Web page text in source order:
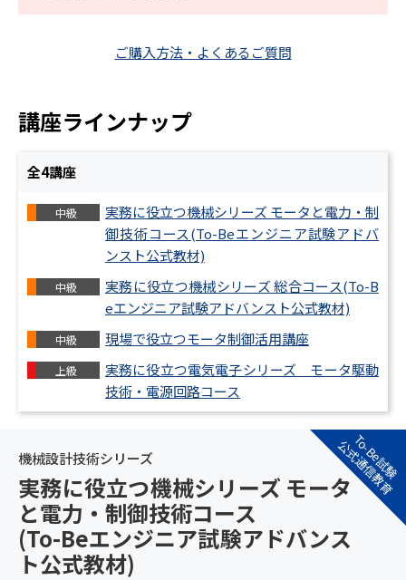
ご購入方法・よくあるご質問
講座ラインナップ
全4講座
中級
実務に役立つ機械シリーズ モータと電力・制
御技術コース(To-Beエンジニア試験アドバ
ンスト公式教材)
中級 実務に役立つ機械シリーズ 総合コース(To-B
eエンジニア試験アドバンスト公式教材)
中級 現場で役立つモータ制御活用講座
上級
実務に役立つ電気電子シリーズ モータ駆動
技術・電源回路コース
機械設計技術シリーズ
実務に役立つ機械シリーズ モータ
と電力・制御技術コース
(To-Beエンジニア試験アドバンス
ト公式教材)
To-Be試験
公式通信教育